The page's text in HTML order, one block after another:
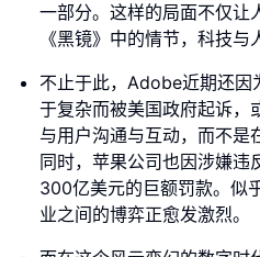
一部分。这样的局面不仅让
《黑镜》中的情节，科技与
不止于此，Adobe近期还因
于复杂而被美国政府起诉，
与用户沟通与互动，而不是
同时，苹果公司也因涉嫌违
300亿美元的巨额罚款。似
业之间的博弈正愈发激烈。